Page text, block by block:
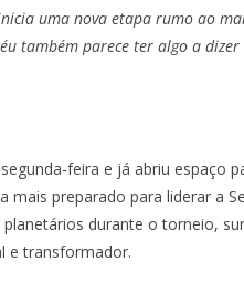
uma nova etapa rumo ao
também parece ter algo a dizer
feira e já abriu espaço
mais preparado para liderar a
durante o torneio,
e transformador.